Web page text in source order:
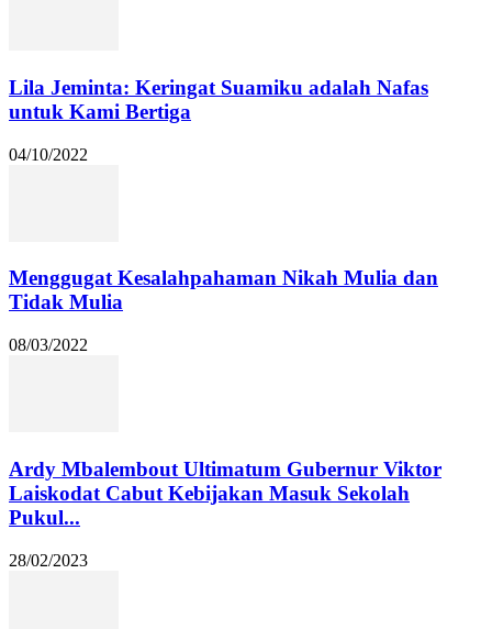
Lila Jeminta: Keringat Suamiku adalah Nafas
untuk Kami Bertiga
04/10/2022
Menggugat Kesalahpahaman Nikah Mulia dan
Tidak Mulia
08/03/2022
Ardy Mbalembout Ultimatum Gubernur Viktor
Laiskodat Cabut Kebijakan Masuk Sekolah
Pukul...
28/02/2023